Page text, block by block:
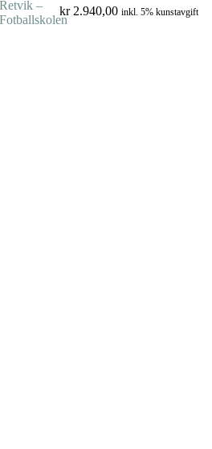
kr2.940,00 inkl. 5% kunstavgift